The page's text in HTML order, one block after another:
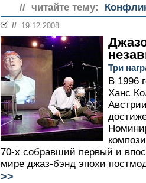
// читайте тему:
// 19.12.2008
Три
В 1996
Ханс
70-х собравший первый и
мире джаз-бэнд эпохи
>>